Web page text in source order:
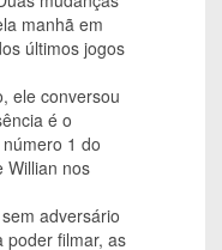
manhã em
últimos jogos
ele conversou
é o
1 do
Willian nos
adversário
poder filmar, as